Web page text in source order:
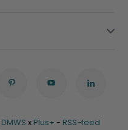
DMWS x Plus+ - RSS-feed